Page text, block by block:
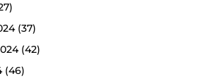
(37)
(42)
(46)